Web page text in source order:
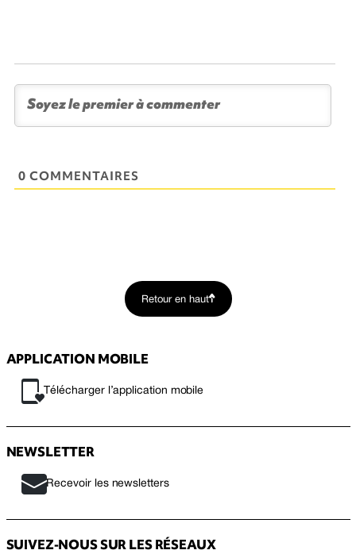
0 COMMENTAIRES
Retour en haut
APPLICATION MOBILE
Télécharger l’application mobile
NEWSLETTER
Recevoir les newsletters
SUIVEZ-NOUS SUR LES RÉSEAUX